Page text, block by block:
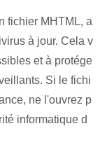
fichier MHTML, a
à jour. Cela v
et à protége
Si le fichi
ne l'ouvrez p
informatique d